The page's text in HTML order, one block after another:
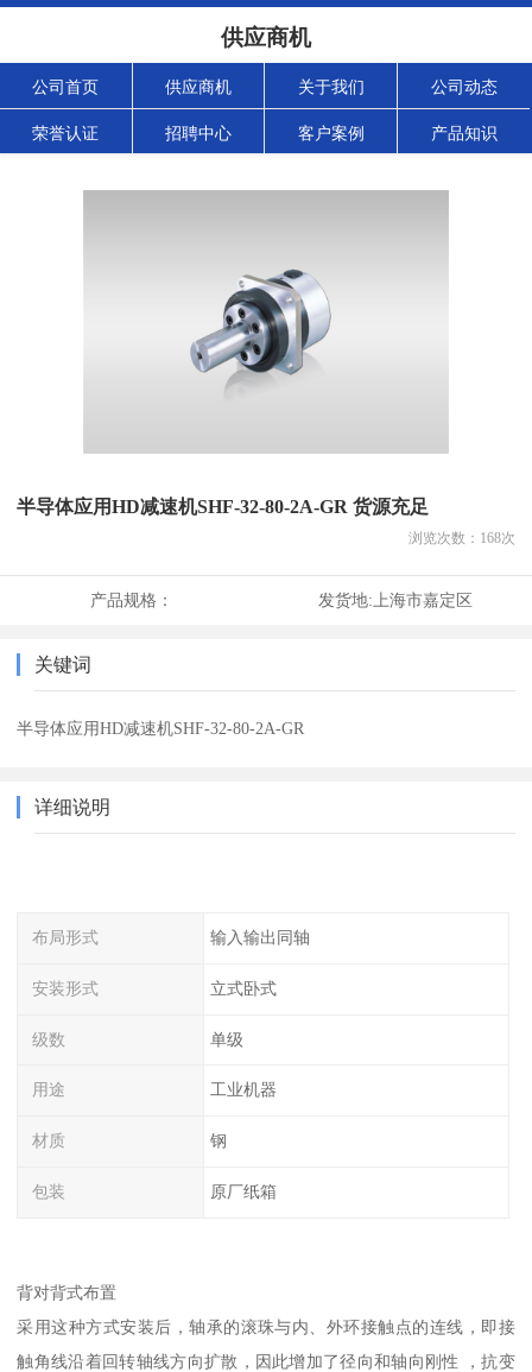
供应商机
公司首页 供应商机 关于我们 公司动态
荣誉认证 招聘中心 客户案例 产品知识
半导体应用HD减速机SHF-32-80-2A-GR 货源充足
浏览次数： 168次
产品规格： 发货地: 上海市嘉定区
关键词
半导体应用HD减速机SHF-32-80-2A-GR
详细说明
布局形式 输入输出同轴
安装形式 立式卧式
级数 单级
用途 工业机器
材质 钢
包装 原厂纸箱
背对背式布置
采用这种方式安装后，轴承的滚珠与内、外环接触点的连线，即接
触角线沿着回转轴线方向扩散，因此增加了径向和轴向刚性 ，抗变